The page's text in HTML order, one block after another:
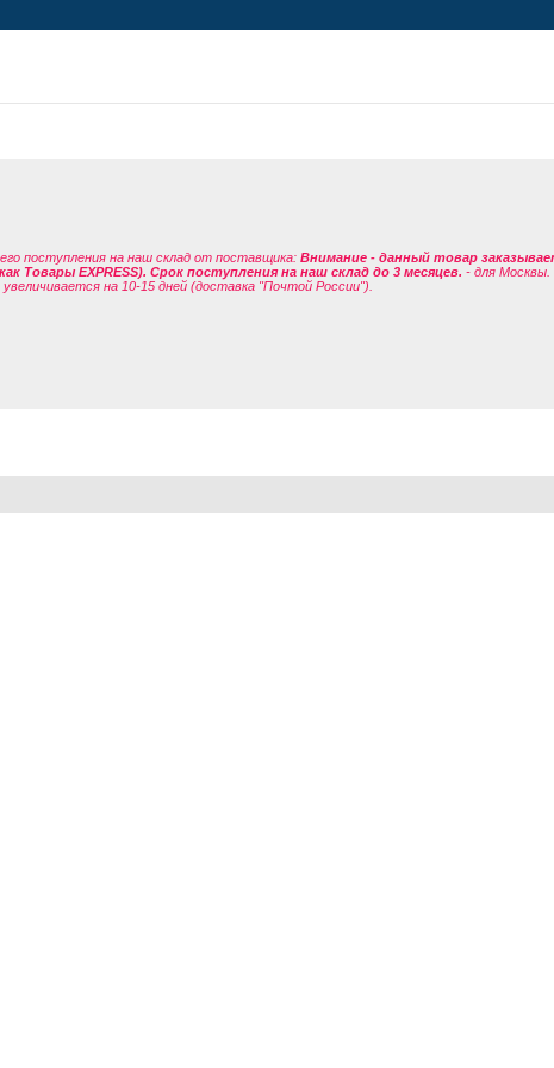
поступления на наш склад от поставщика: Внимание - данный товар
Товары EXPRESS). Срок поступления на наш склад до 3 месяцев. - для Москвы.
на 10-15 дней (доставка "Почтой России").